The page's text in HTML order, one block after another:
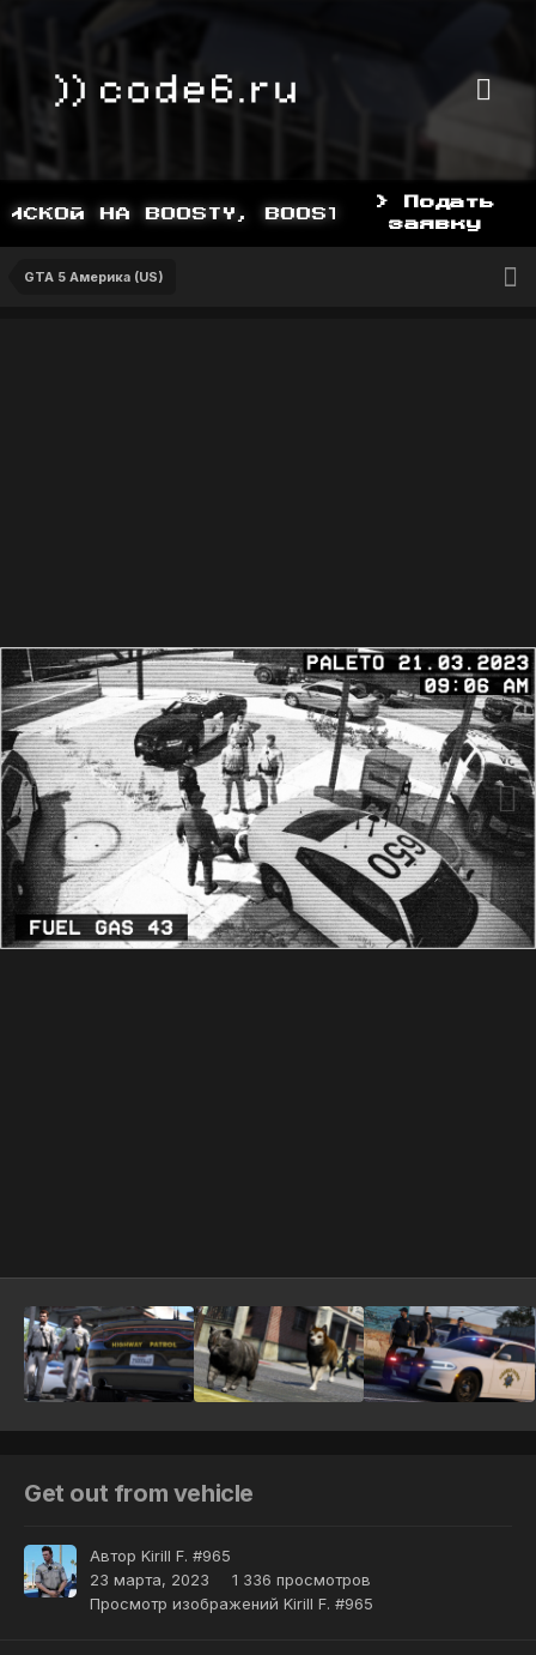
НА BOOSTY, BOOSTY.TO/YDDY
> Подать
заявку
GTA 5 Америка (US)
Get out from vehicle
Автор Kirill F. #965
23 марта, 2023
1 336 просмотров
Просмотр изображений Kirill F. #965